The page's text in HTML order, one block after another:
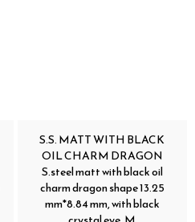
S.S. MATT WITH BLACK
OIL CHARM DRAGON
S.steel matt with black oil
charm dragon shape 13.25
mm*8.84 mm, with black